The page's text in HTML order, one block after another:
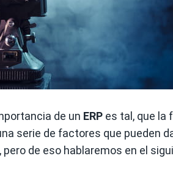
de un ERP es tal, que la
serie de factores que pueden
pero de eso hablaremos en el